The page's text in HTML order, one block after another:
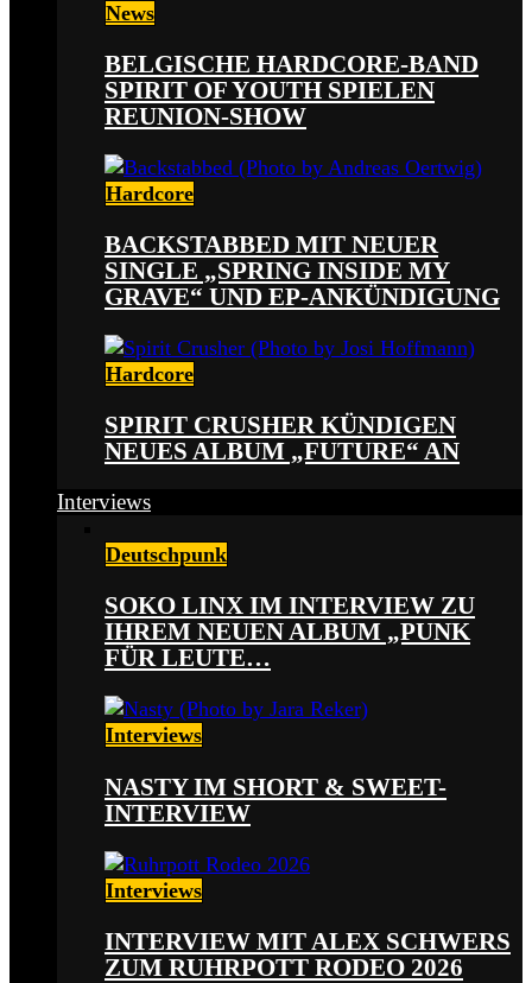
News
BELGISCHE HARDCORE-BAND
SPIRIT OF YOUTH SPIELEN
REUNION-SHOW
Hardcore
BACKSTABBED MIT NEUER
SINGLE „SPRING INSIDE MY
GRAVE“ UND EP-ANKÜNDIGUNG
Hardcore
SPIRIT CRUSHER KÜNDIGEN
NEUES ALBUM „FUTURE“ AN
Interviews
Deutschpunk
SOKO LINX IM INTERVIEW ZU
IHREM NEUEN ALBUM „PUNK
FÜR LEUTE…
Interviews
NASTY IM SHORT & SWEET-
INTERVIEW
Interviews
INTERVIEW MIT ALEX SCHWERS
ZUM RUHRPOTT RODEO 2026